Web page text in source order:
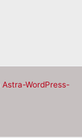
Astra-WordPress-